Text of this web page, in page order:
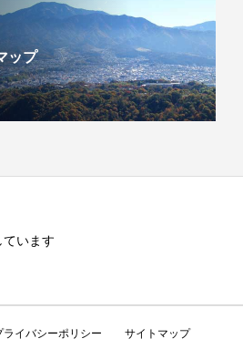
ップ
います
ライバシーポリシー サイトマップ